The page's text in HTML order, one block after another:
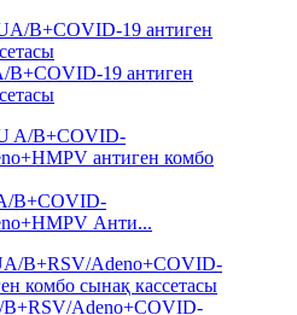
B+COVID-19 антиген
B+COVID-
Анти...
B+RSV/Adeno+COVID-